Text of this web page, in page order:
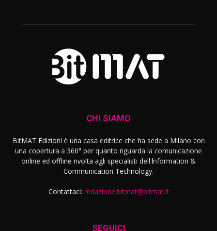
CHI SIAMO
BitMAT Edizioni è una casa editrice che ha sede a Milano con
una copertura a 360° per quanto riguarda la comunicazione
online ed offline rivolta agli specialisti dell'lnformation &
Communication Technology.
Contattaci: redazione.bitmat@bitmat.it
SEGUICI